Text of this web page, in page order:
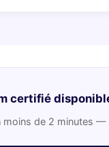
certifié
moins de 2 minutes